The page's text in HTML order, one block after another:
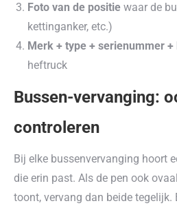
Foto van de positie waar de
kettinganker, etc.)
Merk + type + serienummer
heftruck
Bussen-vervanging:
controleren
Bij elke bussenvervanging hoort
die erin past. Als de pen ook
toont, vervang dan beide tegelijk.